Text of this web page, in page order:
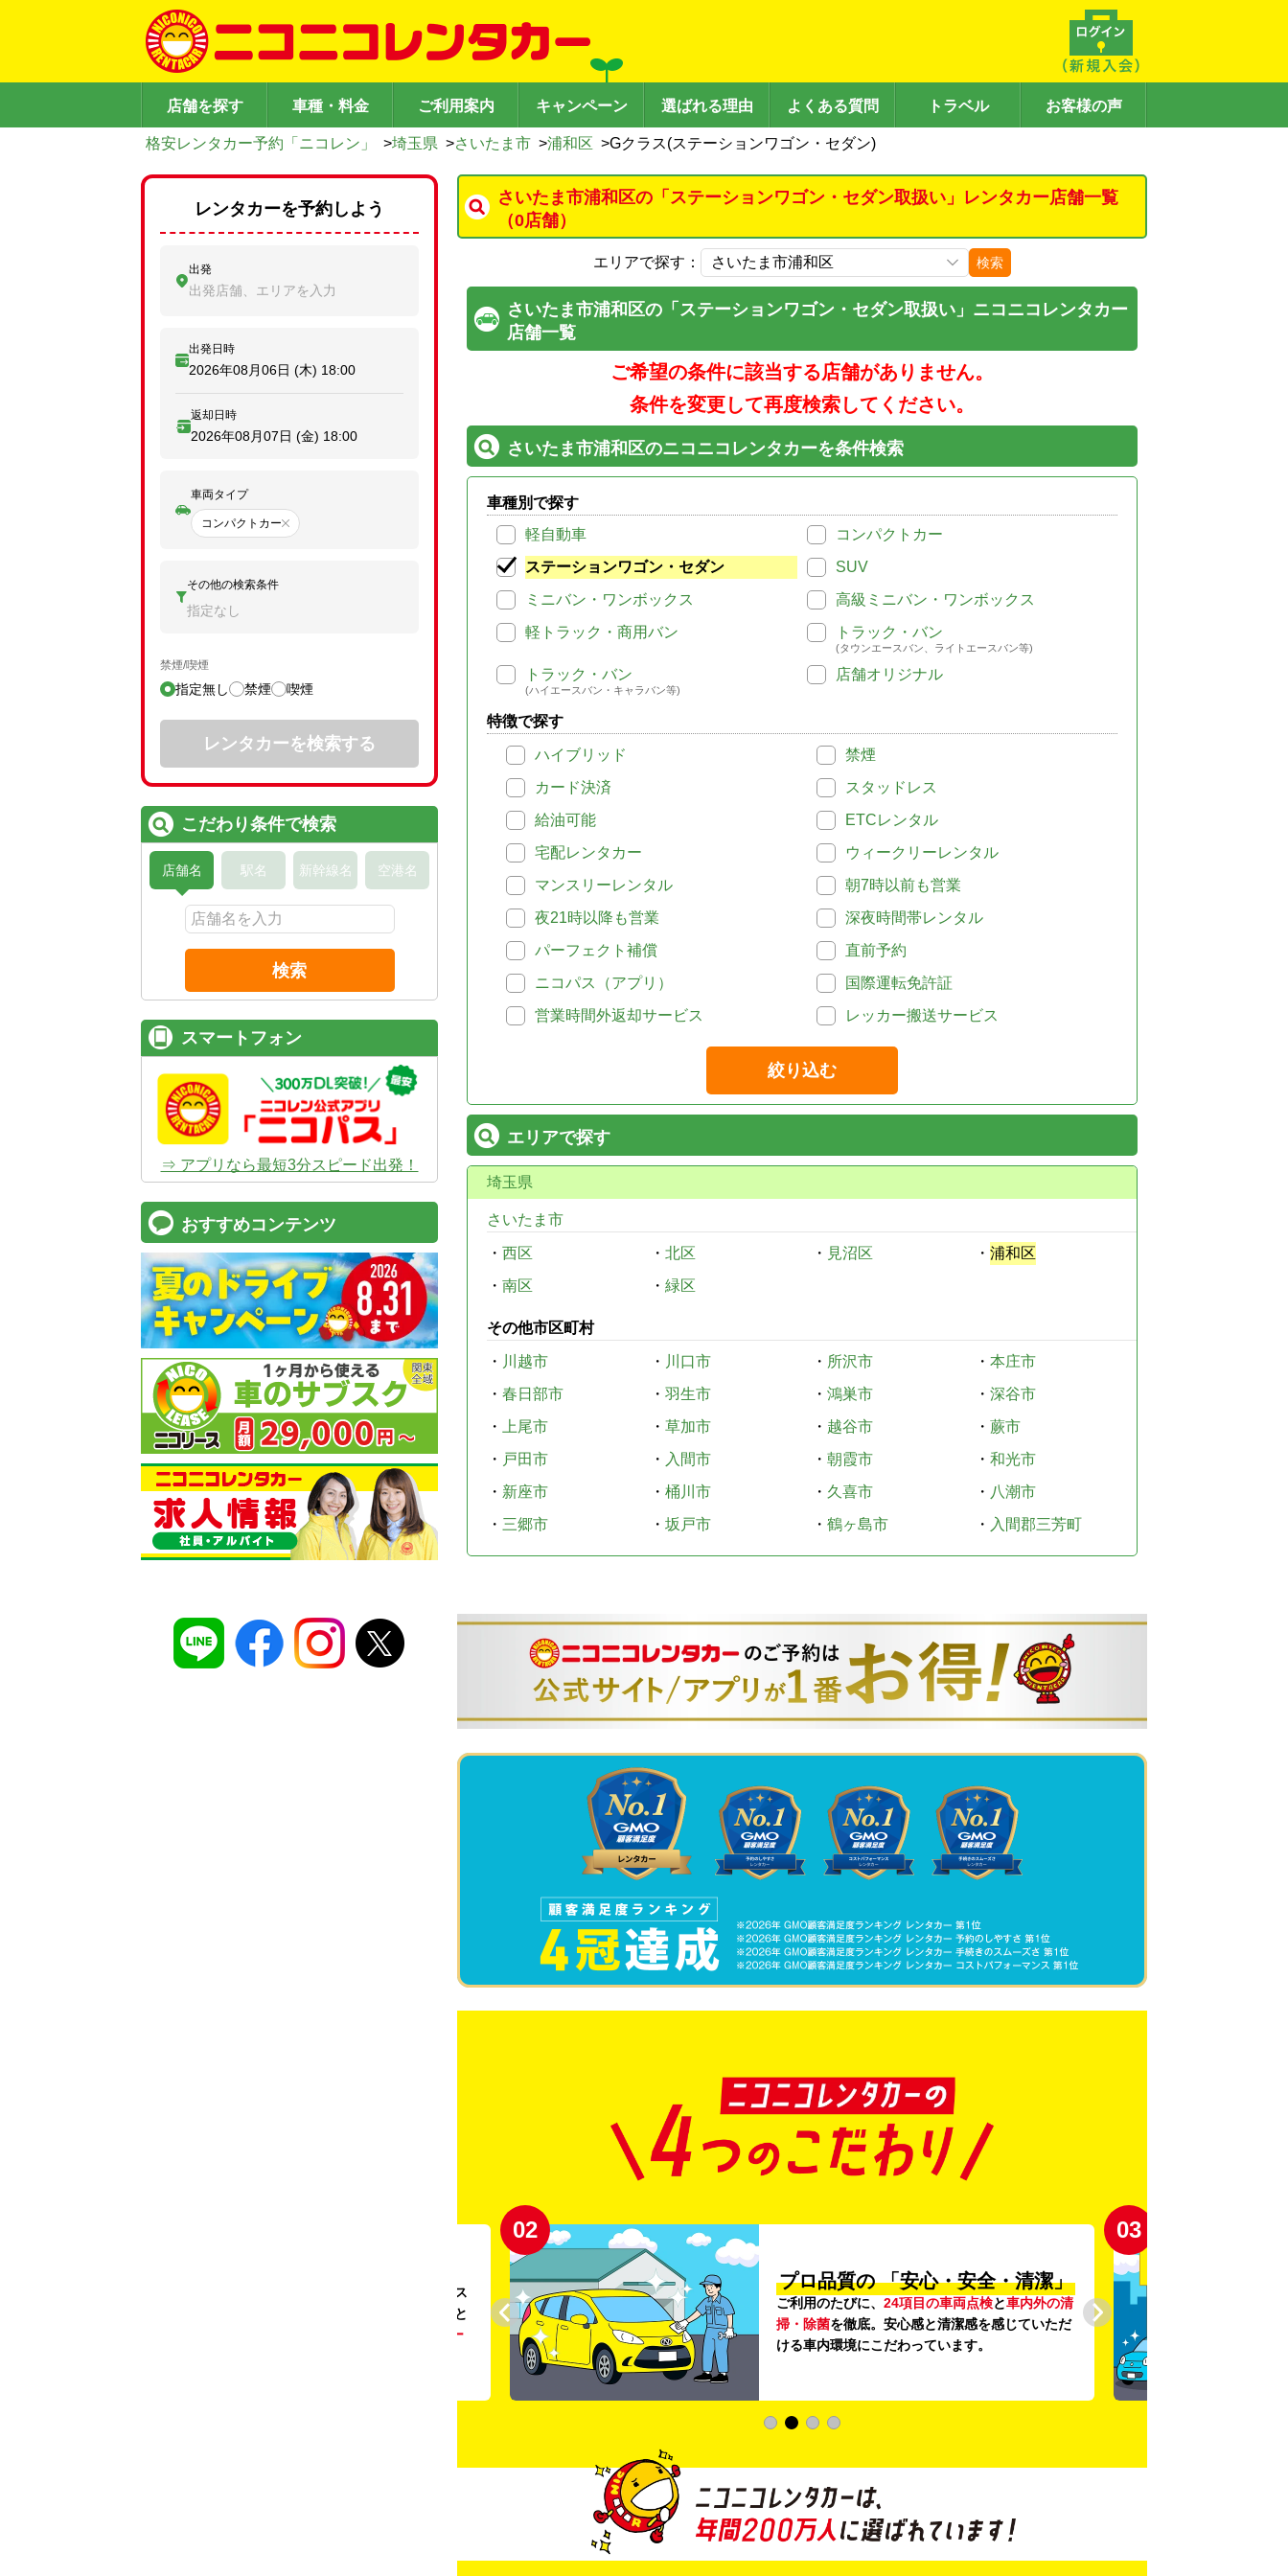
店舗を探す 車種・料金 ご利用案内 キャンペーン 選ばれる理由 よくある質問 トラベル お客様の声
格安レンタカー予約「ニコレン」 >埼玉県 >さいたま市 >浦和区 >Gクラス(ステーションワゴン・セダン)
さいたま市浦和区の「ステーションワゴン・セダン取扱い」レンタカー店舗一覧
（0店舗）
エリアで探す： 検索
さいたま市浦和区の「ステーションワゴン・セダン取扱い」ニコニコレンタカー
店舗一覧
ご希望の条件に該当する店舗がありません。
条件を変更して再度検索してください。
さいたま市浦和区のニコニコレンタカーを条件検索
車種別で探す
軽自動車
コンパクトカー
ステーションワゴン・セダン
SUV
ミニバン・ワンボックス
高級ミニバン・ワンボックス
軽トラック・商用バン
トラック・バン
(タウンエースバン、ライトエースバン等)
トラック・バン
(ハイエースバン・キャラバン等)
店舗オリジナル
特徴で探す
ハイブリッド
禁煙
カード決済
スタッドレス
給油可能
ETCレンタル
宅配レンタカー
ウィークリーレンタル
マンスリーレンタル
朝7時以前も営業
夜21時以降も営業
深夜時間帯レンタル
パーフェクト補償
直前予約
ニコパス（アプリ）
国際運転免許証
営業時間外返却サービス
レッカー搬送サービス
絞り込む
エリアで探す
埼玉県
さいたま市
・ 西区 ・ 北区 ・ 見沼区 ・ 浦和区
・ 南区 ・ 緑区
その他市区町村
・ 川越市 ・ 川口市 ・ 所沢市 ・ 本庄市
・ 春日部市 ・ 羽生市 ・ 鴻巣市 ・ 深谷市
・
上尾市 ・ 草加市 ・ 越谷市 ・ 蕨市
・ 戸田市 ・ 入間市 ・ 朝霞市 ・ 和光市
・ 新座市 ・ 桶川市 ・ 久喜市 ・ 八潮市
・ 三郷市 ・ 坂戸市 ・ 鶴ヶ島市 ・ 入間郡三芳町
。ガソリンス
タンドや整備工場の既存インフラを活用すること
リー
02
プロ品質の 「安心・安全・清潔」
ご利用のたびに、 24項目の車両点検と車内外の清
掃・除菌を徹底。安心感と清潔感を感じていただ
ける車内環境にこだわっています。
03
レンタカーを予約しよう
出発
出発店舗、エリアを入力
出発日時
2026年08月06日 (木) 18:00
返却日時
2026年08月07日 (金) 18:00
車両タイプ
コンパクトカー
その他の検索条件
指定なし
禁煙/喫煙
指定無し 禁煙 喫煙
レンタカーを検索する
こだわり条件で検索
店舗名 駅名 新幹線名 空港名
検索
スマートフォン
⇒ アプリなら最短3分スピード出発！
おすすめコンテンツ